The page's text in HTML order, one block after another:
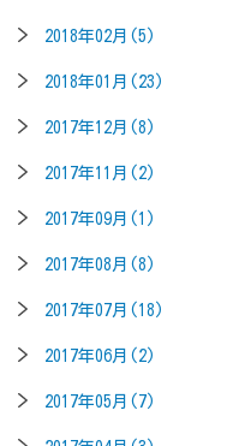
2018年02月(5)
2018年01月(23)
2017年12月(8)
2017年11月(2)
2017年09月(1)
2017年08月(8)
2017年07月(18)
2017年06月(2)
2017年05月(7)